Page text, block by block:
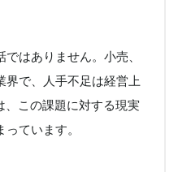
はありません。小売、
で、人手不足は経営上
この課題に対する現実
ています。